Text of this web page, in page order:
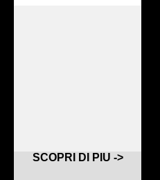
SCOPRI DI PIU ->